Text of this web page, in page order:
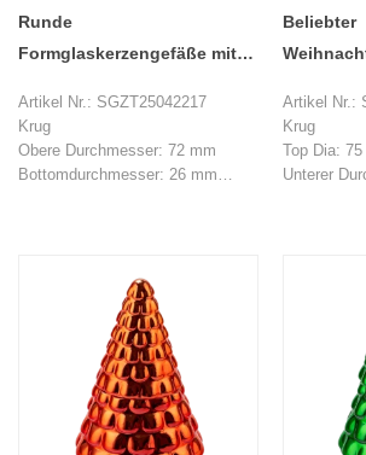
Runde
Formglaskerzengefäße mit
Artikel Nr.: SGZT25042217
Krug
Obere Durchmesser: 72 mm
Bottomdurchmesser: 26 mm
Top Dia: 15 mm
Unterer Durchmesser: 80 mm
Höhe: 46 mm
Gewicht: 95 g
MOQ: 1000 Stücke
Beliebter
Artikel Nr.:
Krug
Top Dia: 75
Unterer
Kapazität:
Max Dia:
Höhe: 148
Gewicht:
MOQ: